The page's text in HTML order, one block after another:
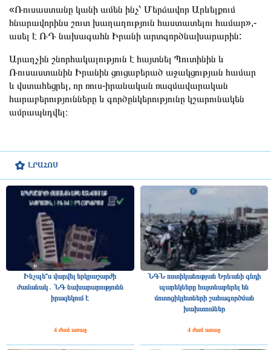
ԼՐԱՀՈՍ
Ինչպե՞ս վարվել երկրաշարժի
ժամանակ․ ՆԳ նախարարությունն
իրազեկում է
4 ժամ առաջ
ՆԳՆ ոստիկանության Երևանի գնդի
պարեկները հայտնաբերել են
մոտոցիկլետների շահագործման
խախտումներ
4 ժամ առաջ
«Ռուսաստանը կանի ամեն ինչ՝ Մերձավոր Արևելքում
հնարավորինս շուտ խաղաղություն հաստատելու համար»,-
ասել է ՌԴ նախագահն Իրանի արտգործնախարարին:
Արաղչին շնորհակալություն է հայտնել Պուտինին և
Ռուսաստանին Իրանին ցուցաբերած աջակցության համար
և վստահեցրել, որ ռուս-իրանական ռազմավարական
հարաբերությունները և գործընկերությունը կշարունակեն
ամրապնդվել։